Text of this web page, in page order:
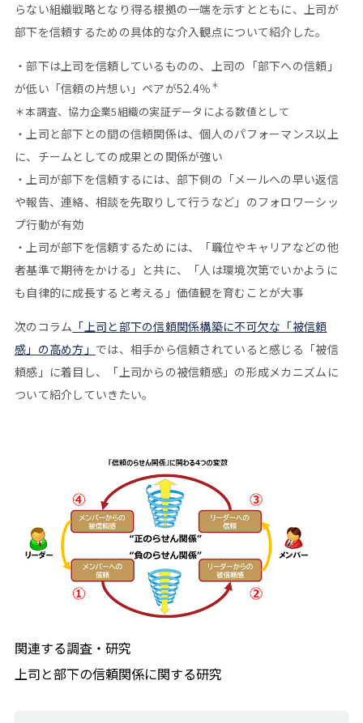
らない組織戦略となり得る根拠の一端を示すとともに、上司が
部下を信頼するための具体的な介入観点について紹介した。
・部下は上司を信頼しているものの、上司の「部下への信頼」
が低い「信頼の片想い」ペアが52.4％ ＊
＊本調査、協力企業5組織の実証データによる数値として
・上司と部下との間の信頼関係は、個人のパフォーマンス以上
に、チームとしての成果との関係が強い
・上司が部下を信頼するには、部下側の「メールへの早い返信
や報告、連絡、相談を先取りして行うなど」のフォロワーシッ
プ行動が有効
・上司が部下を信頼するためには、「職位やキャリアなどの他
者基準で期待をかける」と共に、「人は環境次第でいかように
も自律的に成長すると考える」価値観を育むことが大事
次のコラム 「上司と部下の信頼関係構築に不可欠な「被信頼
感」の高め方」 では、相手から信頼されていると感じる「被信
頼感」に着目し、「上司からの被信頼感」の形成メカニズムに
ついて紹介していきたい。
関連する調査・研究
上司と部下の信頼関係に関する研究